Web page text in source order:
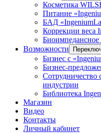
Косметика
Питание
БАД
Коррекции веса
Биоимпедансное
Возможности
Бизнес с
Бизнес-
Сотрудничество
индустрии
Библиотека
Магазин
Видео
Контакты
Личный кабинет